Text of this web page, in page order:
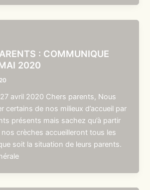
: COMMUNIQUE
2020
avril 2020 Chers parents, Nous
certains de nos milieux d’accueil par
présents mais sachez qu’à partir
crèches accueilleront tous les
soit la situation de leurs parents.